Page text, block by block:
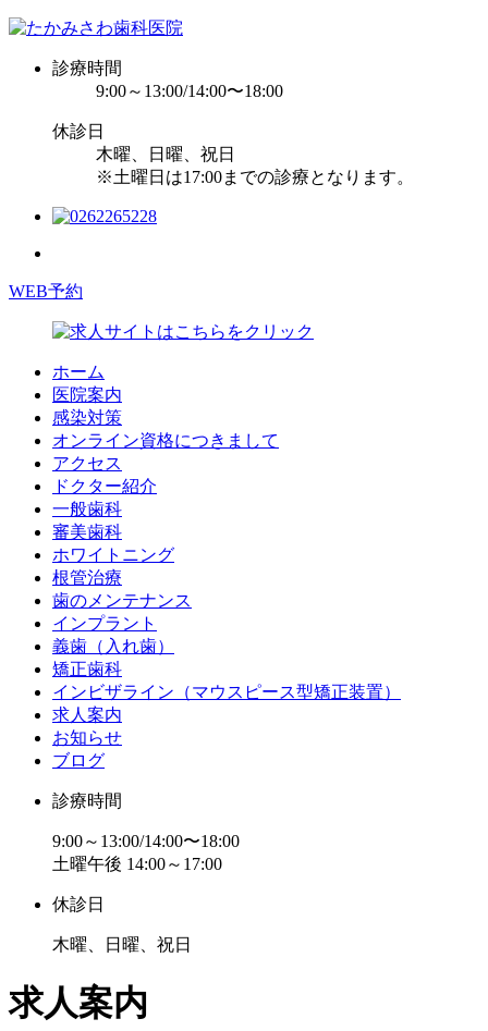
診療時間
9:00～13:00/14:00〜18:00
休診日
木曜、日曜、祝日
※土曜日は17:00までの診療となります。
WEB予約
ホーム
医院案内
感染対策
オンライン資格につきまして
アクセス
ドクター紹介
一般歯科
審美歯科
ホワイトニング
根管治療
歯のメンテナンス
インプラント
義歯（入れ歯）
矯正歯科
インビザライン（マウスピース型矯正装置）
求人案内
お知らせ
ブログ
診療時間
9:00～13:00/14:00〜18:00
土曜午後 14:00～17:00
休診日
木曜、日曜、祝日
求人案内